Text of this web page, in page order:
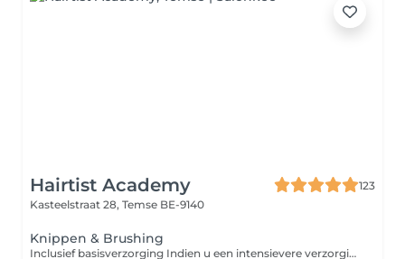
Hairtist Academy
123
Kasteelstraat 28, Temse BE-9140
Knippen & Brushing
Inclusief basisverzorging Indien u een intensievere verzorging nodig hebt, kunt u deze bijboeken